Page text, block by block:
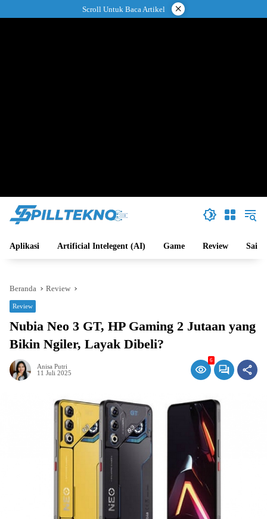
ke
Scroll Untuk Baca Artikel ×
Aplikasi Artificial Intelegent (AI) Game Review Sains
Beranda Review
Review
Nubia Neo 3 GT, HP Gaming 2 Jutaan yang
Bikin Ngiler, Layak Dibeli?
Anisa Putri
11 Juli 2025
6